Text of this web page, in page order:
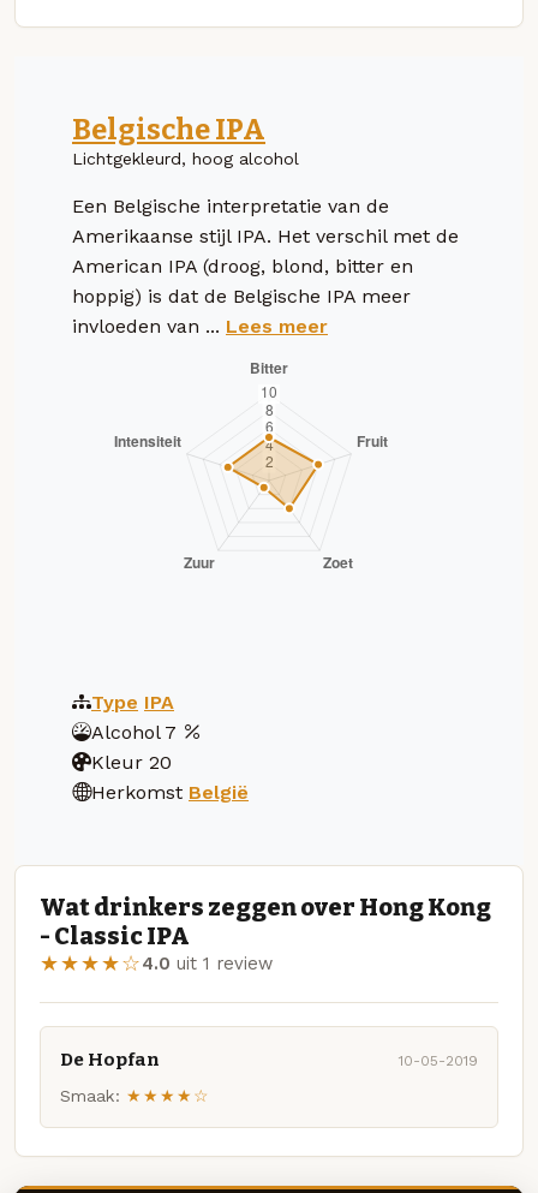
Belgische IPA
Lichtgekleurd, hoog alcohol
Een Belgische interpretatie van de
Amerikaanse stijl IPA. Het verschil met de
American IPA (droog, blond, bitter en
hoppig) is dat de Belgische IPA meer
invloeden van ... Lees meer
Type IPA
Alcohol 7
Kleur 20
Herkomst België
Wat drinkers zeggen over Hong Kong
- Classic IPA
★★★★☆4.0 uit 1 review
De Hopfan 10-05-2019
Smaak: ★★★★☆